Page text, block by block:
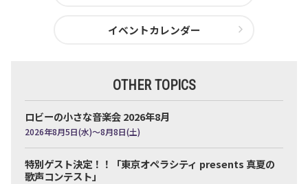
イベントカレンダー
OTHER TOPICS
ロビーの小さな音楽会 2026年8月
2026年8月5日(水)～8月8日(土)
特別ゲスト決定！！「東京オペラシティ presents 真夏の
歌声コンテスト」